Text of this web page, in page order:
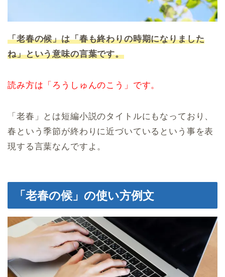
「老春の候」は「春も終わりの時期になりました
ね」という意味の言葉です。
読み方は「ろうしゅんのこう」です。
「老春」とは短編小説のタイトルにもなっており、
春という季節が終わりに近づいているという事を表
現する言葉なんですよ。
「老春の候」の使い方例文